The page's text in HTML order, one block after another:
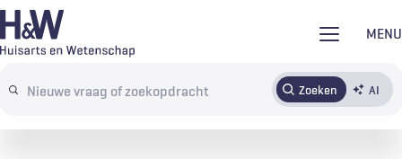
Overslaan
en
de
MENU
Search
terms
Zoeken AI
AbonnerenTijdschrift Inloggen